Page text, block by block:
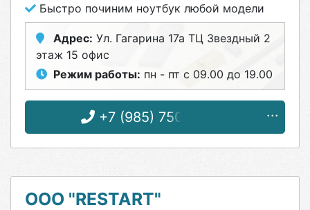
Быстро починим ноутбук любой модели
Адрес: Ул. Гагарина 17а ТЦ Звездный 2
этаж 15 офис
Режим работы: пн - пт с 09.00 до 19.00
+7 (985) 750-30-28
ООО "RESTART"